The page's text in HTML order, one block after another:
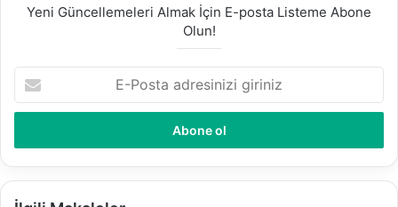
Yeni Güncellemeleri Almak İçin E-posta Listeme Abone
Olun!
P
s
t